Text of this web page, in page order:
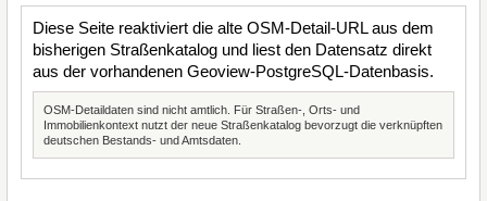
Diese Seite reaktiviert die alte OSM-Detail-URL aus dem
bisherigen Straßenkatalog und liest den Datensatz direkt
aus der vorhandenen Geoview-PostgreSQL-Datenbasis.
OSM-Detaildaten sind nicht amtlich. Für Straßen-, Orts- und
Immobilienkontext nutzt der neue Straßenkatalog bevorzugt die verknüpften
deutschen Bestands- und Amtsdaten.